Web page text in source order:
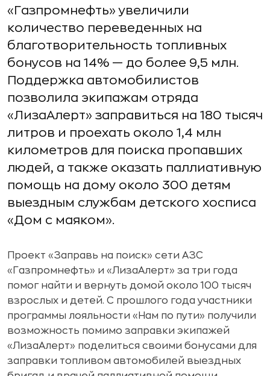
«Газпромнефть» увеличили
количество переведенных на
благотворительность топливных
бонусов на 14% — до более 9,5 млн.
Поддержка автомобилистов
позволила экипажам отряда
«ЛизаАлерт» заправиться на 180 тысяч
литров и проехать около 1,4 млн
километров для поиска пропавших
людей, а также оказать паллиативную
помощь на дому около 300 детям
выездным службам детского хосписа
«Дом с маяком».
Проект «Заправь на поиск» сети АЗС
«Газпромнефть» и «ЛизаАлерт» за три года
помог найти и вернуть домой около 100 тысяч
взрослых и детей. С прошлого года участники
программы лояльности «Нам по пути» получили
возможность помимо заправки экипажей
«ЛизаАлерт» поделиться своими бонусами для
заправки топливом автомобилей выездных